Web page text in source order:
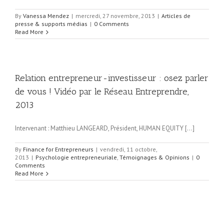
By Vanessa Mendez | mercredi, 27 novembre, 2013 | Articles de
presse & supports médias | 0 Comments
Read More
Relation entrepreneur-investisseur : osez parler
de vous ! Vidéo par le Réseau Entreprendre,
2013
Intervenant : Matthieu LANGEARD, Président, HUMAN EQUITY […]
By Finance for Entrepreneurs | vendredi, 11 octobre,
2013 | Psychologie entrepreneuriale, Témoignages & Opinions | 0
Comments
Read More